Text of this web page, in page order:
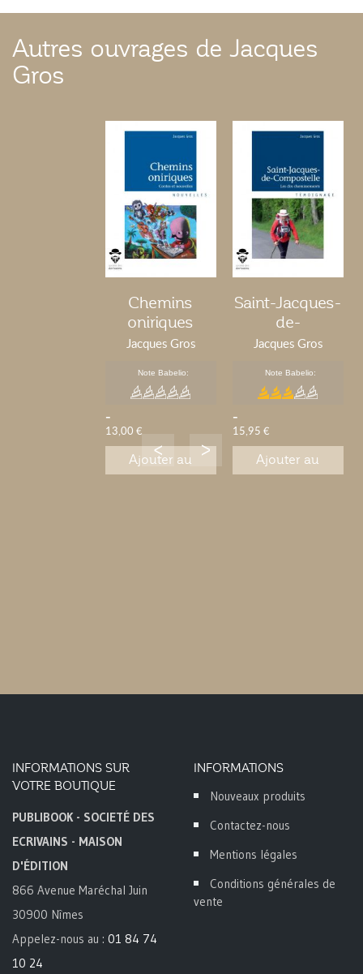
Autres ouvrages de Jacques
Gros
Chemins
oniriques
Jacques Gros
Note Babelio:
-
13,00 €
Ajouter au
Saint-Jacques-
de-
Compostelle
Jacques Gros
Note Babelio:
-
15,95 €
Ajouter au
INFORMATIONS SUR
VOTRE BOUTIQUE
PUBLIBOOK - SOCIETÉ DES
ECRIVAINS - MAISON
D'ÉDITION
866 Avenue Maréchal Juin
30900 Nîmes
Appelez-nous au : 01 84 74
10 24
INFORMATIONS
Nouveaux produits
Contactez-nous
Mentions légales
Conditions générales de
vente